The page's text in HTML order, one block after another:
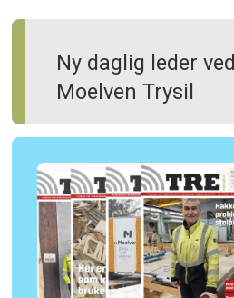
Ny daglig leder ved
Moelven Trysil